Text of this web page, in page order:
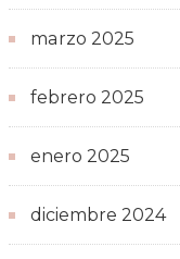
marzo 2025
febrero 2025
enero 2025
diciembre 2024